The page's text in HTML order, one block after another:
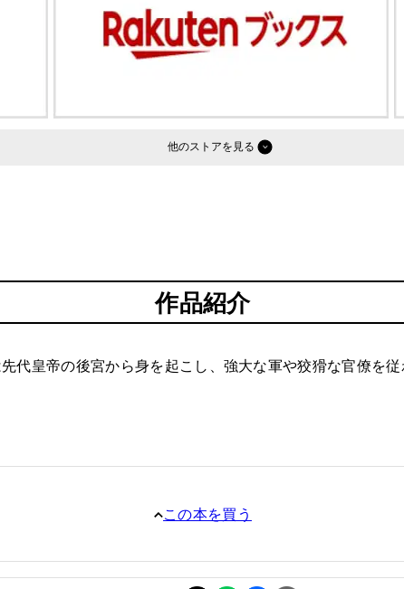
他のストア
作品紹介
代皇帝の後宮から身を起こし、強大な軍や狡猾な官僚を
この本を買う